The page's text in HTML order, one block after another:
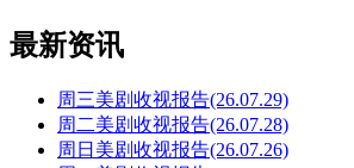
最新资讯
周三美剧收视报告(26.07.29)
周二美剧收视报告(26.07.28)
周日美剧收视报告(26.07.26)